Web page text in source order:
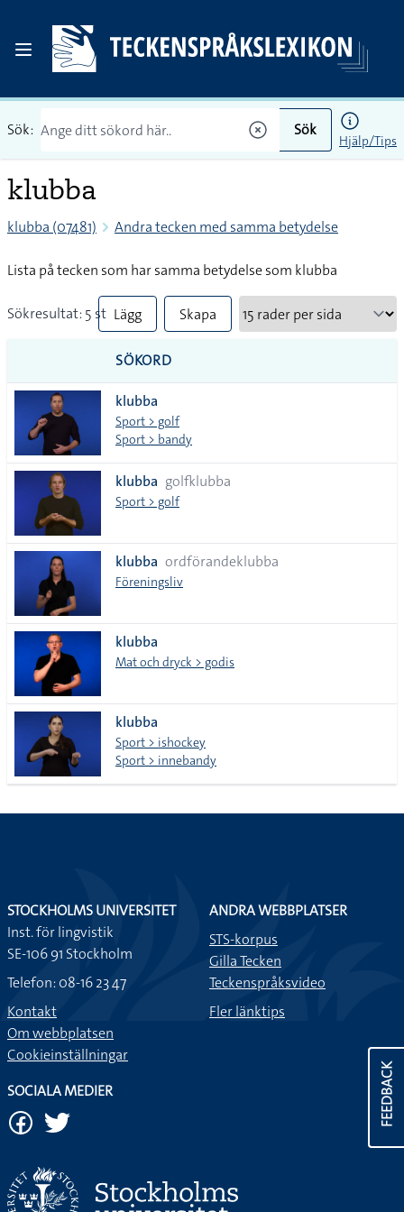
Sök: Sök
Hjälp/Tips
klubba
klubba (07481) Andra tecken med samma betydelse
Lista på tecken som har samma betydelse som klubba
Sökresultat: 5 st Lägg
till
alla i
lista
Skapa
SÖKORD
klubba
Sport > golf
Sport > bandy
klubba golfklubba
Sport > golf
klubba ordförandeklubba
Föreningsliv
klubba
Mat och dryck > godis
klubba
Sport > ishockey
Sport > innebandy
FEEDBACK
STOCKHOLMS UNIVERSITET
Inst. för lingvistik
SE-106 91 Stockholm
Telefon: 08-16 23 47
Kontakt
Om webbplatsen
Cookieinställningar
ANDRA WEBBPLATSER
STS-korpus
Gilla Tecken
Teckenspråksvideo
Fler länktips
SOCIALA MEDIER